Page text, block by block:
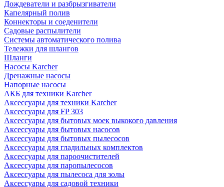
Дождеватели и разбрызгиватели
Капелярный полив
Коннекторы и соеденители
Садовые распылители
Системы автоматического полива
Тележки для шлангов
Шланги
Насосы Karcher
Дренажные насосы
Напорные насосы
АКБ для техники Karcher
Аксессуары для техники Karcher
Аксессуары для FP 303
Аксессуары для бытовых моек выкокого давления
Аксессуары для бытовых насосов
Аксессуары для бытовых пылесосов
Аксессуары для гладильных комплектов
Аксессуары для пароочистителей
Аксессуары для паропылесосов
Аксессуары для пылесоса для золы
Аксессуары для садовой техники